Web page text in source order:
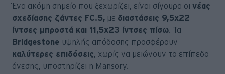
Ένα ακόμη σημείο που ξεχωρίζει, είναι σίγουρα οι νέας
σχεδίασης ζάντες FC.5, με διαστάσεις 9,5x22
ίντσες μπροστά και 11,5x23 ίντσες πίσω. Τα
Bridgestone υψηλής απόδοσης προσφέρουν
καλύτερες επιδόσεις, χωρίς να μειώνουν το επίπεδο
άνεσης, υποστηρίζει η Mansory.